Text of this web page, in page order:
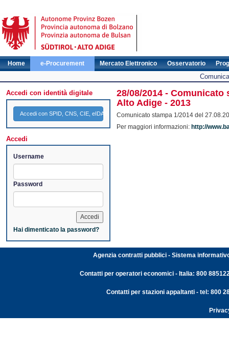
Home e-Procurement Mercato Elettronico Osservatorio
Accedi con identità digitale
Accedi con SPID, CNS, CIE, eIDAS
Accedi
Username
Password
Hai dimenticato la password?
28/08/2014 -
Alto Adige - 2013
Comunicato stampa 1/2014 del
Per maggiori informazioni: http://
Agenzia contratti pubblici - Sistema
Contatti per operatori economici - Italia: 800
Contatti per stazioni appaltanti - tel: 800